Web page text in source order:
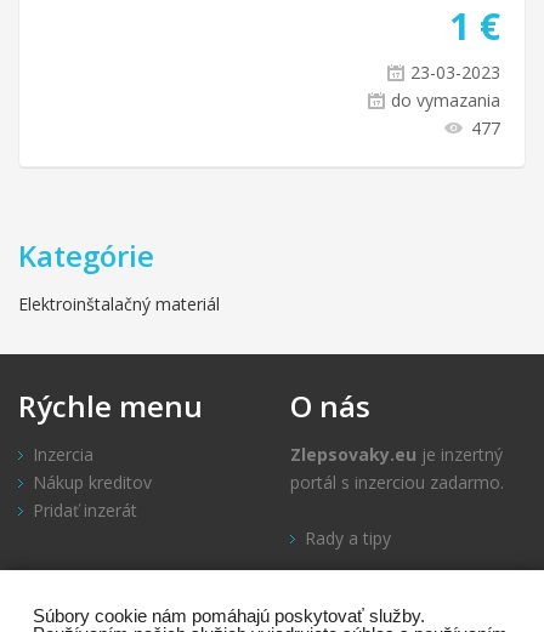
Súbory cookie nám pomáhajú poskytovať služby.
1 €
23-03-2023
do vymazania
477
Kategórie
Elektroinštalačný materiál
Rýchle menu
Inzercia
Nákup kreditov
Pridať inzerát
O nás
Zlepsovaky.eu je inzertný
portál s inzerciou zadarmo.
Rady a tipy
Informácie Kontakt